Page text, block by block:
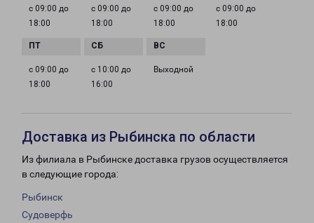
с 09:00 до
18:00
с 09:00 до
18:00
с 09:00 до
18:00
с 09:00 до
18:00
с 09:00 до
18:00
с 10:00 до
16:00
Выходной
Доставка из Рыбинска по области
Из филиала в Рыбинске доставка грузов осуществляется
в следующие города:
Рыбинск
Судоверфь